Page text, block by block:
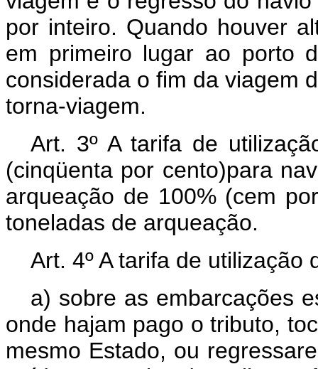
por inteiro. Quando houver
em primeiro lugar ao porto
considerada o fim da viagem
torna-viagem.
Art. 3º A tarifa de
(cinqüenta por cento)para
arqueação de 100% (cem
toneladas de arqueação.
Art. 4º A tarifa de utilização
a) sobre as embarcações
onde hajam pago o tributo,
mesmo Estado, ou